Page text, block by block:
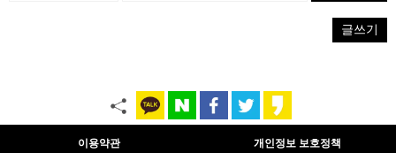
글쓰기
이용약관 개인정보 보호정책